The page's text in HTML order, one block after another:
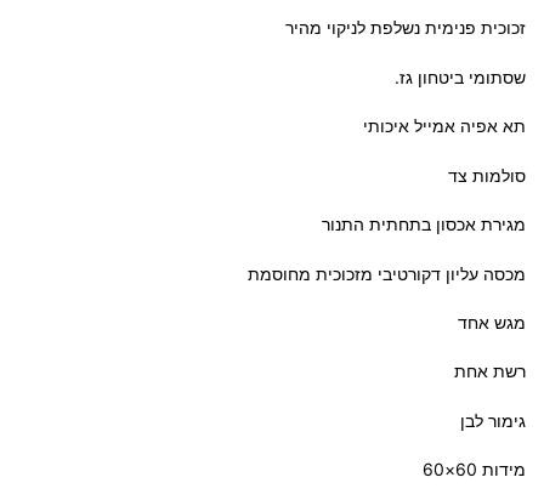
זכוכית פנימית נשלפת לניקוי מהיר
שסתומי ביטחון גז.
תא אפיה אמייל איכותי
סולמות צד
מגירת אכסון בתחתית התנור
מכסה עליון דקורטיבי מזכוכית מחוסמת
מגש אחד
רשת אחת
גימור לבן
מידות 60×60